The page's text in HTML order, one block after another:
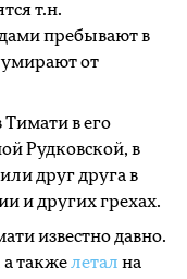
т.н.
пребывают в
от
Тимати в его
Рудковской, в
друг друга в
и других грехах.
известно давно.
а также летал на